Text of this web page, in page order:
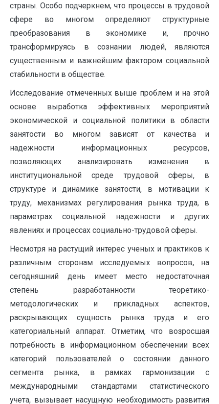
страны. Особо подчеркнем, что процессы в трудовой
сфере во многом определяют структурные
преобразования в экономике и, прочно
трансформируясь в сознании людей, являются
существенным и важнейшим фактором социальной
стабильности в обществе.
Исследование отмеченных выше проблем и на этой
основе выработка эффективных мероприятий
экономической и социальной политики в области
занятости во многом зависят от качества и
надежности информационных ресурсов,
позволяющих анализировать изменения в
институциональной среде трудовой сферы, в
структуре и динамике занятости, в мотивации к
труду, механизмах регулирования рынка труда, в
параметрах социальной надежности и других
явлениях и процессах социально-трудовой сферы.
Несмотря на растущий интерес ученых и практиков к
различным сторонам исследуемых вопросов, на
сегодняшний день имеет место недостаточная
степень разработанности теоретико-
методологических и прикладных аспектов,
раскрывающих сущность рынка труда и его
категориальный аппарат. Отметим, что возросшая
потребность в информационном обеспечении всех
категорий пользователей о состоянии данного
сегмента рынка, в рамках гармонизации с
международными стандартами статистического
учета, вызывает насущную необходимость развития